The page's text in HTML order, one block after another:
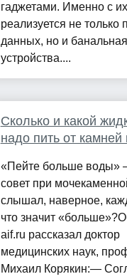
гаджетами. Именно с
реализуется не только
данных, но и
устройства....
Сколько и какой
надо пить от камней
«Пейте больше воды»
совет при
слышал, наверное,
что значит
aif.ru рассказал доктор
медицинских наук,
Михаил Корякин:—